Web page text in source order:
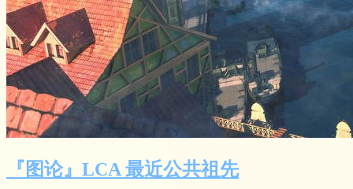
『图论』LCA 最近公共祖先